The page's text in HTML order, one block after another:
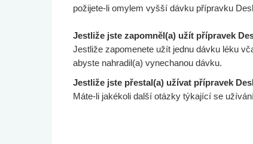
požijete-li omylem vyšší dávku přípravku
Jestliže jste zapomněl(a) užít přípravek
Jestliže zapomenete užít jednu dávku léku
abyste nahradil(a) vynechanou dávku.
Jestliže jste přestal(a) užívat přípravek
Máte-li jakékoli další otázky týkající se